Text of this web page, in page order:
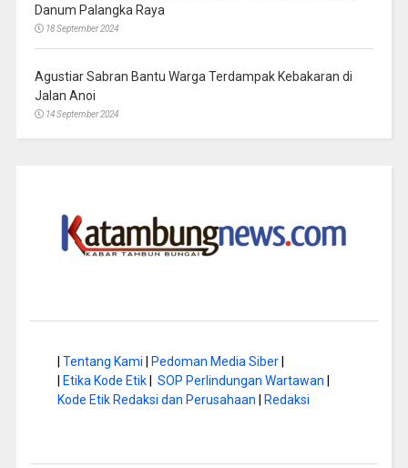
Danum Palangka Raya
18 September 2024
Agustiar Sabran Bantu Warga Terdampak Kebakaran di
Jalan Anoi
14 September 2024
Tentang Kami Pedoman Media Siber|
Etika Kode Etik| SOP Perlindungan Wartawan
Kode Etik Redaksi dan Perusahaan
Redaksi